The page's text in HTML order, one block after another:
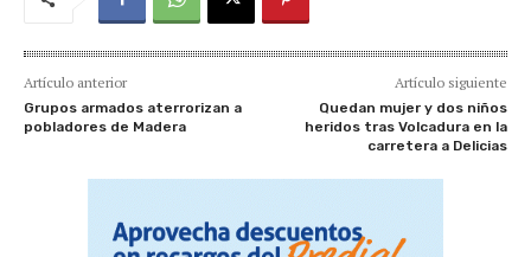
Artículo anterior
Grupos armados aterrorizan a
pobladores de Madera
Artículo siguiente
Quedan mujer y dos niños
heridos tras Volcadura en la
carretera a Delicias